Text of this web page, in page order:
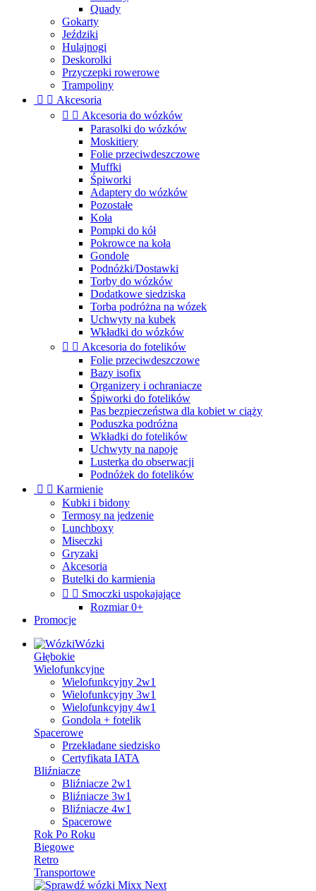
Quady
Gokarty
Jeździki
Hulajnogi
Deskorolki
Przyczepki rowerowe
Trampoliny
  Akcesoria
  Akcesoria do wózków
Parasolki do wózków
Moskitiery
Folie przeciwdeszczowe
Muffki
Śpiworki
Adaptery do wózków
Pozostałe
Koła
Pompki do kół
Pokrowce na koła
Gondole
Podnóżki/Dostawki
Torby do wózków
Dodatkowe siedziska
Torba podróżna na wózek
Uchwyty na kubek
Wkładki do wózków
  Akcesoria do fotelików
Folie przeciwdeszczowe
Bazy isofix
Organizery i ochraniacze
Śpiworki do fotelików
Pas bezpieczeństwa dla kobiet w ciąży
Poduszka podróżna
Wkładki do fotelików
Uchwyty na napoje
Lusterka do obserwacji
Podnóżek do fotelików
  Karmienie
Kubki i bidony
Termosy na jedzenie
Lunchboxy
Miseczki
Gryzaki
Akcesoria
Butelki do karmienia
  Smoczki uspokajające
Rozmiar 0+
Promocje
Wózki
Głębokie
Wielofunkcyjne
Wielofunkcyjny 2w1
Wielofunkcyjny 3w1
Wielofunkcyjny 4w1
Gondola + fotelik
Spacerowe
Przekładane siedzisko
Certyfikata IATA
Bliźniacze
Bliźniacze 2w1
Bliźniacze 3w1
Bliźniacze 4w1
Spacerowe
Rok Po Roku
Biegowe
Retro
Transportowe